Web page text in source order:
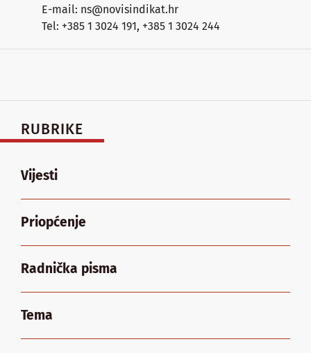
E-mail: ns@novisindikat.hr
Tel: +385 1 3024 191, +385 1 3024 244
RUBRIKE
Vijesti
Priopćenje
Radnička pisma
Tema